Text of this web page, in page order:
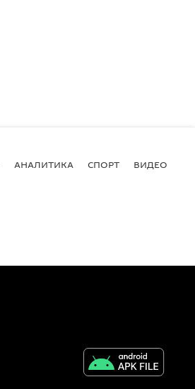
АНАЛИТИКА СПОРТ ВИДЕО